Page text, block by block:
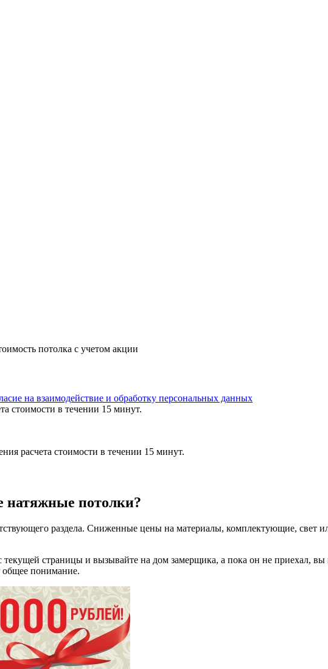
потолка с учетом акции
на взаимодействие и обработку персональных данных
стоимости в течении 15 минут.
расчета стоимости в течении 15 минут.
натяжные потолки?
раздела. Сниженные цены на материалы, комплектующие, свет
страницы и вызывайте на дом замерщика, а пока он не приехал, вы
общее понимание.